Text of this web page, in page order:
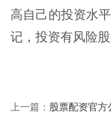
高自己的投资水
记，投资有风险
上一篇： 股票配资官方